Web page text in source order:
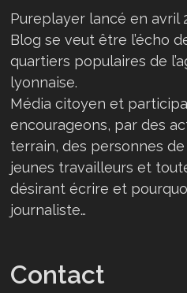
Pureplayer lancé en avril
Blog se veut être l’écho
quartiers populaires de
lyonnaise.
Média citoyen et
encourageons, par des
terrain, des personnes
jeunes travailleurs et
désirant écrire et
journaliste…
Contact